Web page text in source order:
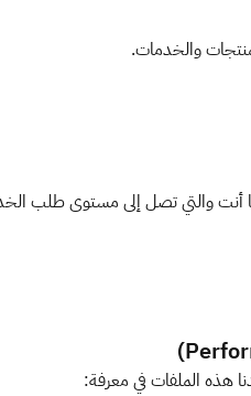
والخدمات.
أنت والتي تصل إلى مستوى طلب
هذه الملفات في معرفة: